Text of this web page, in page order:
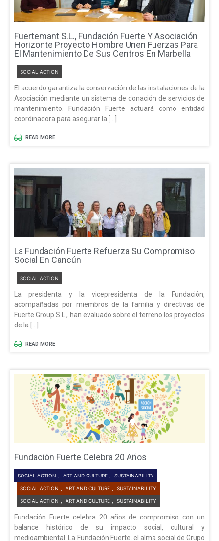
Fuertemant S.L., Fundación Fuerte Y Asociación
Horizonte Proyecto Hombre Unen Fuerzas Para
El Mantenimiento De Sus Centros En Marbella
SOCIAL ACTION
El acuerdo garantiza la conservación de las instalaciones de la
Asociación mediante un sistema de donación de servicios de
mantenimiento. Fundación Fuerte actuará como entidad
coordinadora para asegurar la […]
READ MORE
La Fundación Fuerte Refuerza Su Compromiso
Social En Cancún
SOCIAL ACTION
La presidenta y la vicepresidenta de la Fundación,
acompañadas por miembros de la familia y directivas de
Fuerte Group S.L., han evaluado sobre el terreno los proyectos
de la […]
READ MORE
Fundación Fuerte Celebra 20 Años
SOCIAL ACTION ART AND CULTURE SUSTAINABILITY
SOCIAL ACTION ART AND CULTURE SUSTAINABILITY
SOCIAL ACTION ART AND CULTURE SUSTAINABILITY
Fundación Fuerte celebra 20 años de compromiso con un
balance histórico de su impacto social, cultural y
medioambiental. La Fundación Fuerte, el alma social de Grupo